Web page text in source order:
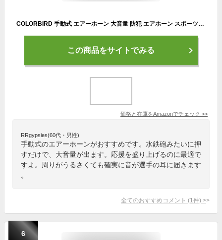
COLORBIRD 手動式 エアーホーン 大音量 防犯 エアホーン スポーツ観戦 応援 お祭り ブブゼラ 熊避け 護身用グッズ
この商品をサイトでみる
価格と在庫をAmazonでチェック >>
RRgypsies(60代・男性)
手動式のエアーホーンがおすすめです。水鉄砲みたいに押
すだけで、大音量が出ます。応援を盛り上げるのに最適で
すよ。周りがうるさくても確実に音が選手の耳に届きます
。
全てのおすすめコメント (1 件) >
6